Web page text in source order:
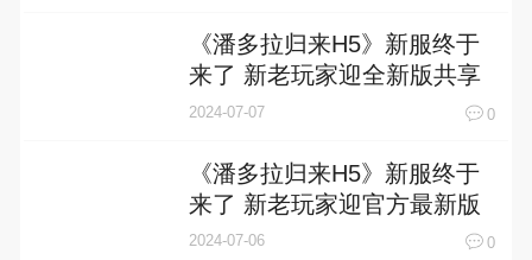
《潘多拉归来H5》新服终于
来了 新老玩家迎全新版共享
多重福利
2024-07-07 0
《潘多拉归来H5》新服终于
来了 新老玩家迎官方最新版
共享多重大礼包
2024-07-06 0